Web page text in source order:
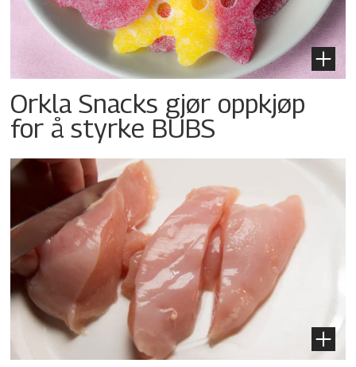
Orkla Snacks gjør oppkjøp
for å styrke BUBS